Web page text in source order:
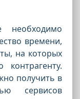
времени,
на которых
получить в
сервисов